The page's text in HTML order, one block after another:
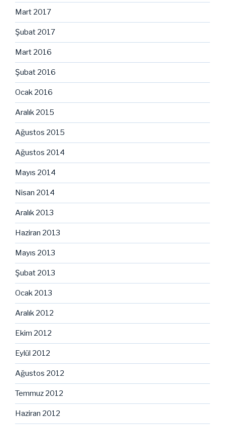
Mart 2017
Şubat 2017
Mart 2016
Şubat 2016
Ocak 2016
Aralık 2015
Ağustos 2015
Ağustos 2014
Mayıs 2014
Nisan 2014
Aralık 2013
Haziran 2013
Mayıs 2013
Şubat 2013
Ocak 2013
Aralık 2012
Ekim 2012
Eylül 2012
Ağustos 2012
Temmuz 2012
Haziran 2012